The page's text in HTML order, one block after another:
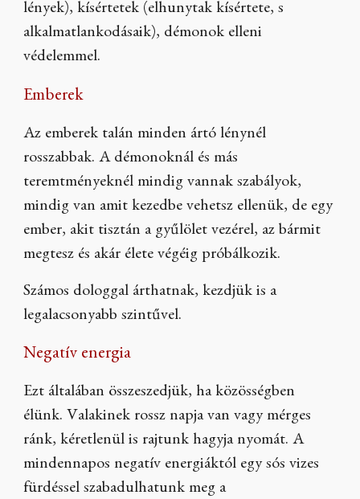
lények), kísértetek (elhunytak kísértete, s
alkalmatlankodásaik), démonok elleni
védelemmel.
Emberek
Az emberek talán minden ártó lénynél
rosszabbak. A démonoknál és más
teremtményeknél mindig vannak szabályok,
mindig van amit kezedbe vehetsz ellenük, de egy
ember, akit tisztán a gyűlölet vezérel, az bármit
megtesz és akár élete végéig próbálkozik.
Számos dologgal árthatnak, kezdjük is a
legalacsonyabb szintűvel.
Negatív energia
Ezt általában összeszedjük, ha közösségben
élünk. Valakinek rossz napja van vagy mérges
ránk, kéretlenül is rajtunk hagyja nyomát. A
mindennapos negatív energiáktól egy sós vizes
fürdéssel szabadulhatunk meg a